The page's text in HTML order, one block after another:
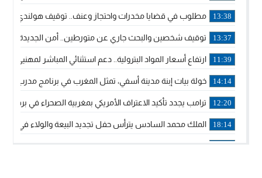
13:38 مطلوب في قضايا مخدرات واحتجاز وعنف.. توقيف هولندي
13:37 توقيف شخصين والبحث جاري عن متورطين.. أمن الجديدة يفك
11:39 ارتفاع أسعار المواد البترولية.. دعم استثنائي المباشر لمهنيي
14:14 خولة بيات إبنة مدينة أسفي، تمثل المغرب في برنامج مدرب
12:20 ترامب يجدد تأكيد الاعتراف الأمريكي بمغربية الصحراء في برقية
18:14 الملك محمد السادس يترأس حفل تجديد البيعة والولاء في